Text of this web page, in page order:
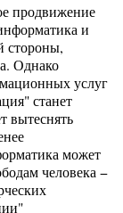
продвижение
и
стороны,
Однако
услуг
станет
вытеснять
может
человека −